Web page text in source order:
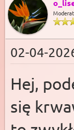
02-04-
Hej,
się